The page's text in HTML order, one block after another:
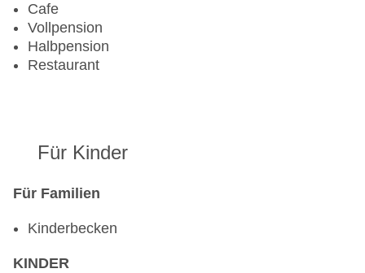
Cafe
Vollpension
Halbpension
Restaurant
Für Kinder
Für Familien
Kinderbecken
KINDER